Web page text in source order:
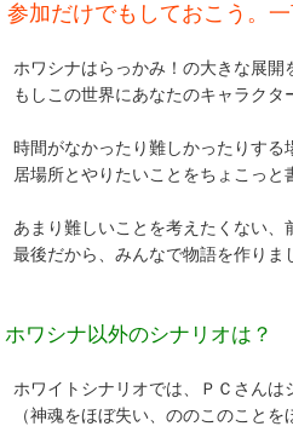
加だけでもしておこう。一
シナはらっかみ！の大きな展開を
この世界にあなたのキャラクター
がなかったり難しかったりする場
所とやりたいことをちょこっと書
り難しいことを考えたくない、前
だから、みんなで物語を作りまし
ワシナ以外のシナリオは？
イトシナリオでは、ＰＣさんはシ
魂をほぼ失い、ののこのことをほ